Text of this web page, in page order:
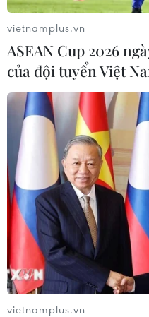
TIN CÙNG
Chuyển Bộ Công an
nhân bán vàng không
08/08/2026 14:37
Cựu Trưởng ban quản
lừa bán căn hộ tái định
đoạt hơn 2 tỷ đồng
08/08/2026 13:41
Khởi tố 19 đối
giật tài sản tại Công ty
vietnamplus.vn
ASEAN Cup 2026
của đội tuyển Việt
vietnamplus.vn